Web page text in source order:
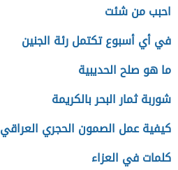
احبب من شئت
في أي أسبوع تكتمل رئة الجنين
ما هو صلح الحديبية
شوربة ثمار البحر بالكريمة
كيفية عمل الصمون الحجري العراقي
كلمات في العزاء